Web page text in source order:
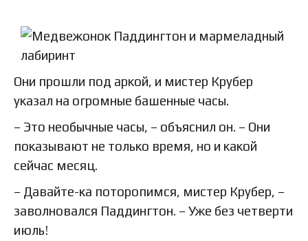
Они прошли под аркой, и мистер Крубер
указал на огромные башенные часы.
– Это необычные часы, – объяснил он. – Они
показывают не только время, но и какой
сейчас месяц.
– Давайте-ка поторопимся, мистер Крубер, –
заволновался Паддингтон. – Уже без четверти
июль!